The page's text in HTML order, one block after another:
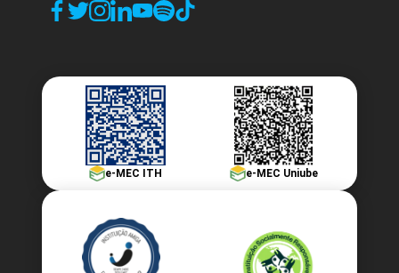
ECOLOGIA GERAL E EDUCAÇÃO
AMBIENTAL
TANIA MARA SARRAFF SOUZA
TIAGO ZANQUETA DE SOUZA
e-MEC ITH e-MEC Uniube